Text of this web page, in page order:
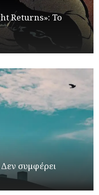
Returns»: Το
συμφέρει